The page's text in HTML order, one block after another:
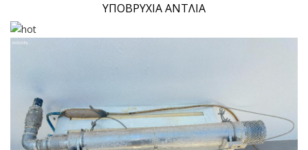
ΥΠΟΒΡΥΧΙΑ ΑΝΤΛΙΑ